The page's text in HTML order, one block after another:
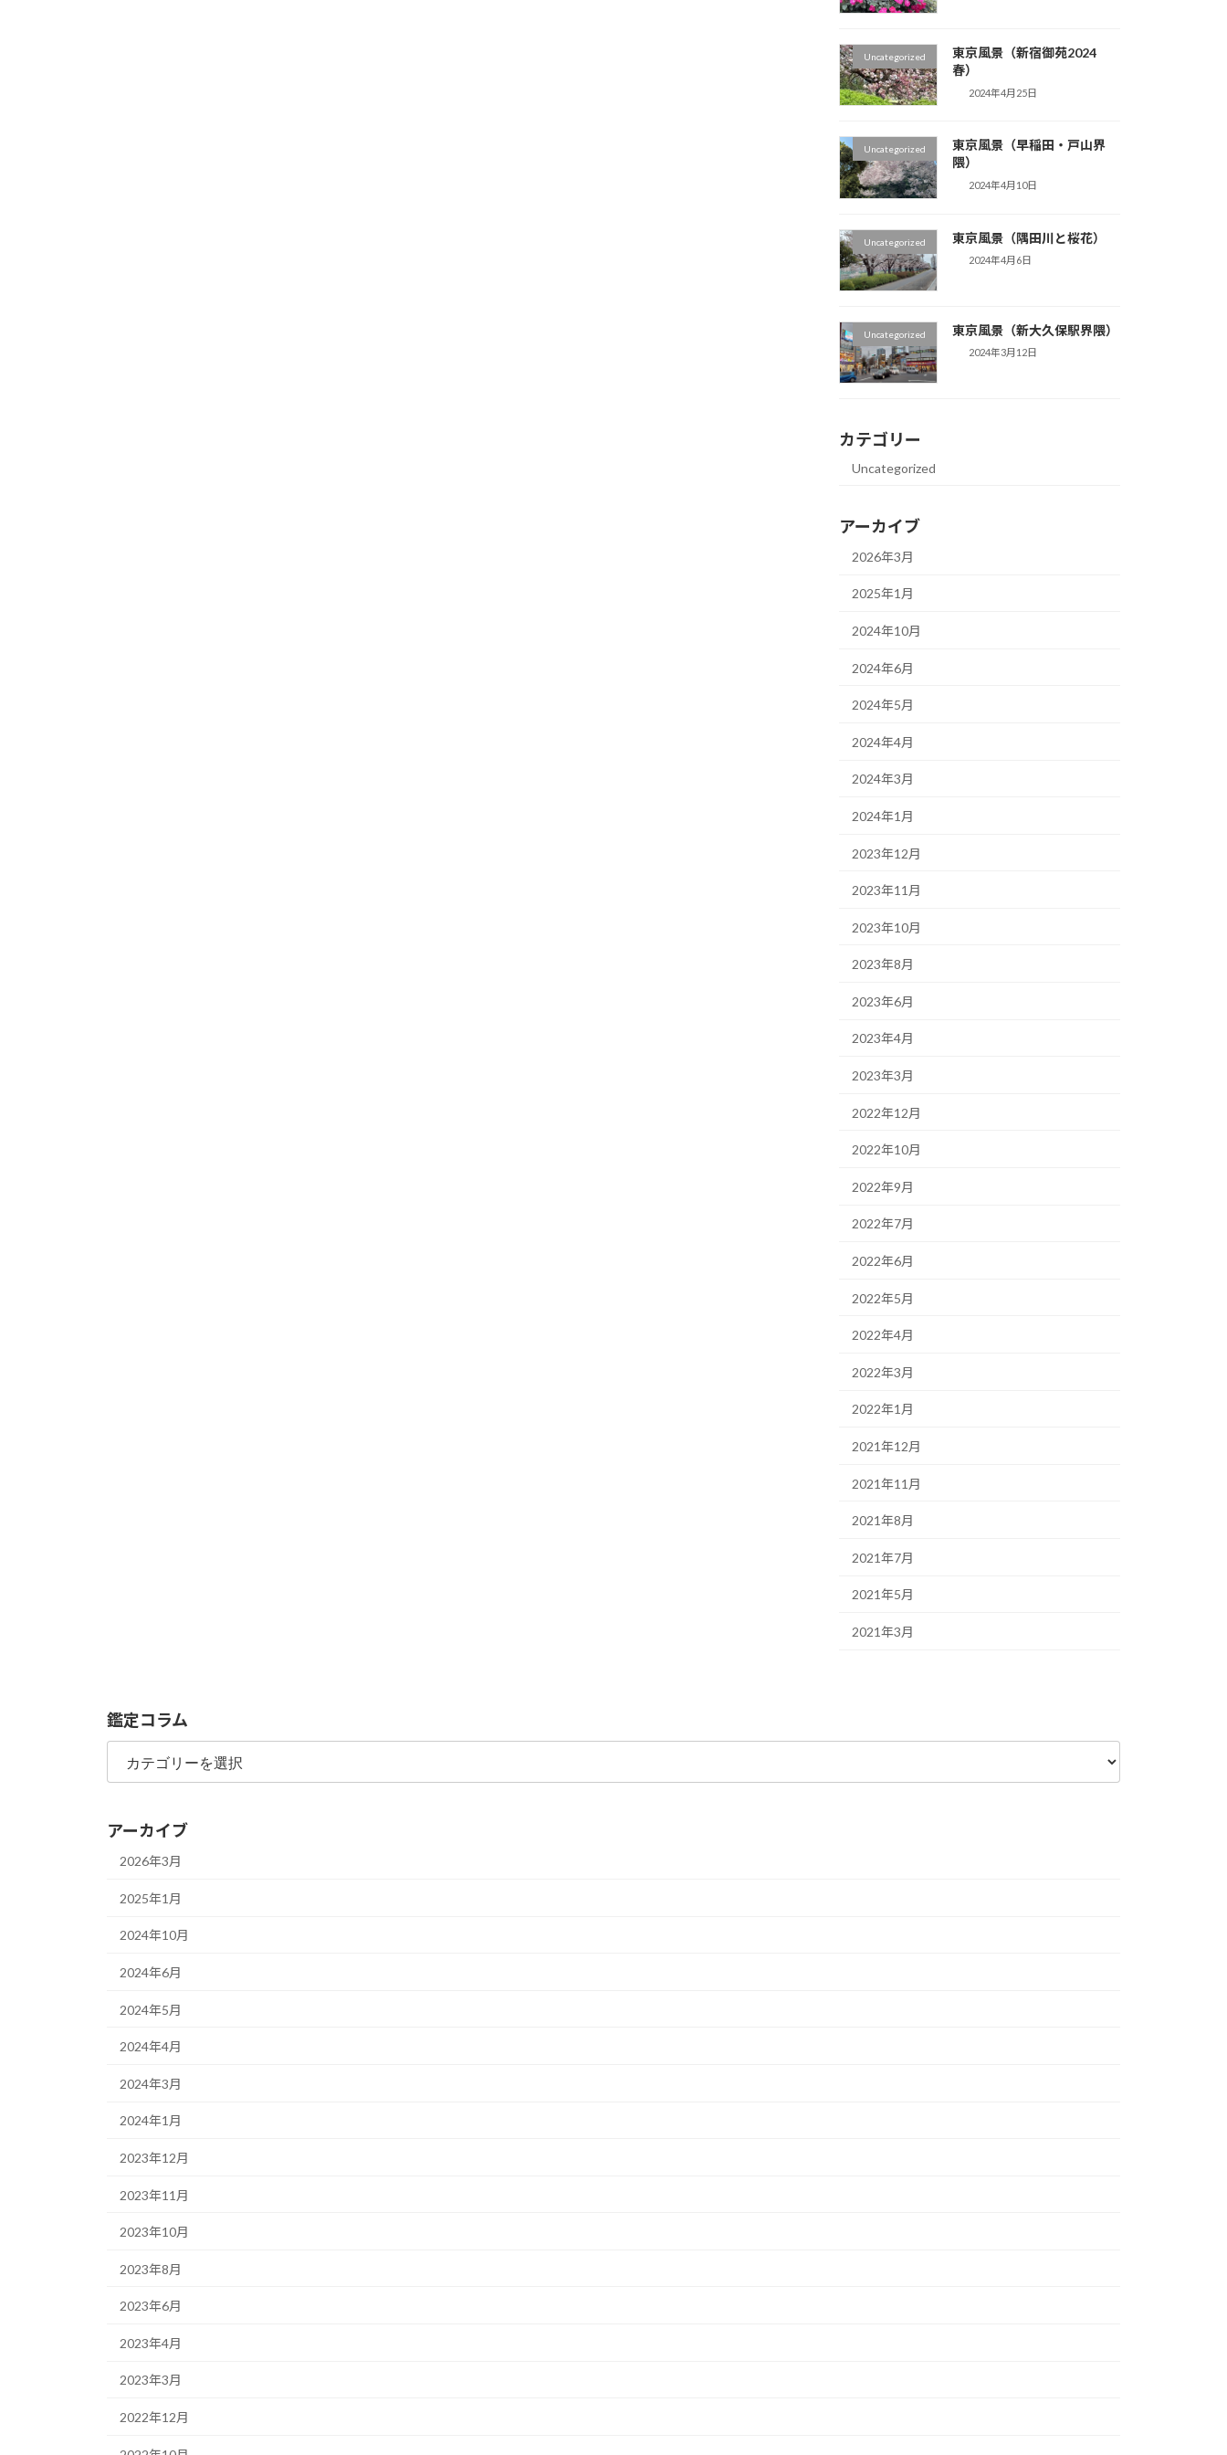
Uncategorized
東京風景（新宿御苑2024
春）
2024年4月25日
Uncategorized
東京風景（早稲田・戸山界
隈）
2024年4月10日
Uncategorized 東京風景（隅田川と桜花）
2024年4月6日
Uncategorized 東京風景（新大久保駅界隈）
2024年3月12日
カテゴリー
Uncategorized
アーカイブ
2026年3月
2025年1月
2024年10月
2024年6月
2024年5月
2024年4月
2024年3月
2024年1月
2023年12月
2023年11月
2023年10月
2023年8月
2023年6月
2023年4月
2023年3月
2022年12月
2022年10月
2022年9月
2022年7月
2022年6月
2022年5月
2022年4月
2022年3月
2022年1月
2021年12月
2021年11月
2021年8月
2021年7月
2021年5月
2021年3月
鑑定コラム
鑑
コ
ム
アーカイブ
2026年3月
2025年1月
2024年10月
2024年6月
2024年5月
2024年4月
2024年3月
2024年1月
2023年12月
2023年11月
2023年10月
2023年8月
2023年6月
2023年4月
2023年3月
2022年12月